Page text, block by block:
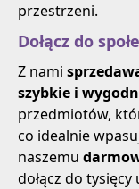
przestrzeni.
Dołącz do
Z nami
szybkie i
przedmiotów,
co idealnie
naszemu
dołącz do